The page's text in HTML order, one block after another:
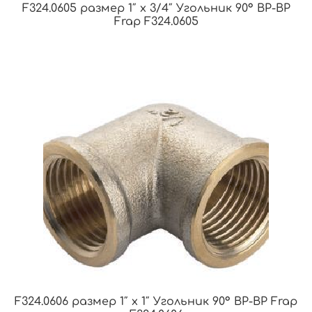
F324.0605 размер 1″ x 3/4″ Угольник 90° ВР-ВР
Frap F324.0605
F324.0606 размер 1″ x 1″ Угольник 90° ВР-ВР Frap